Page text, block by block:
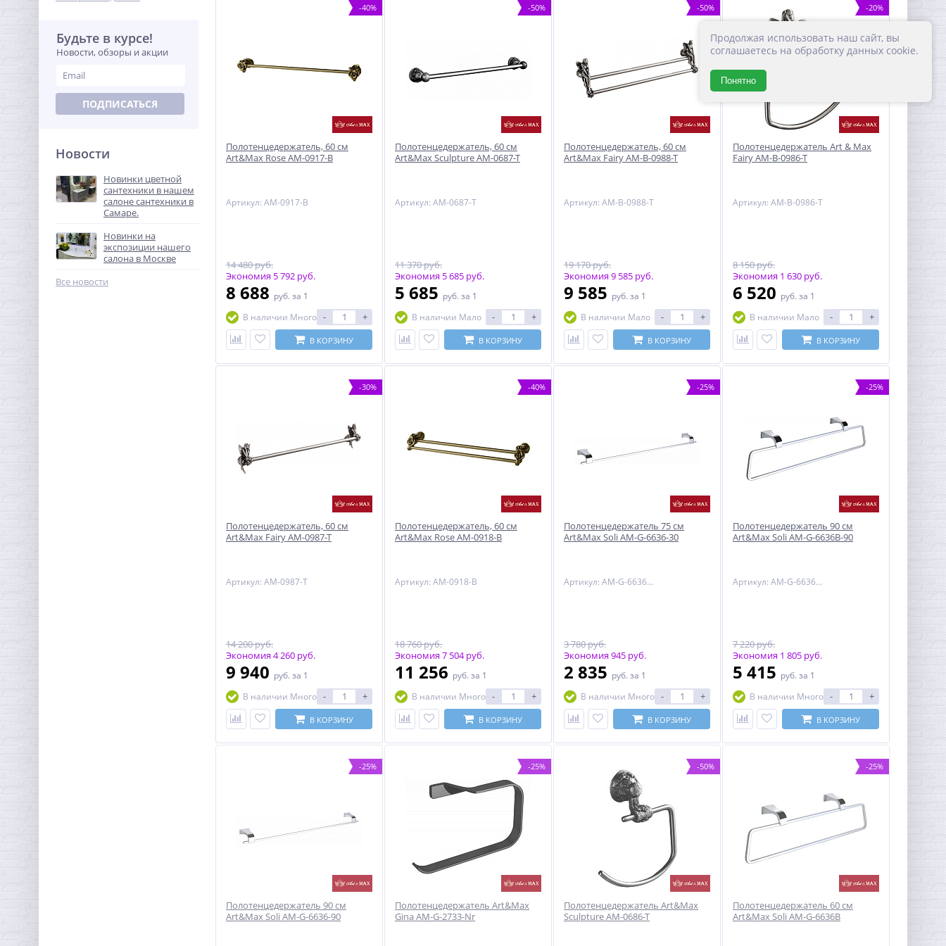
Будьте в курсе!
Новости, обзоры и акции
ПОДПИСАТЬСЯ
Новости
Новинки цветной
сантехники в нашем
салоне сантехники в
Самаре.
Новинки на
экспозиции нашего
салона в Москве
Все новости
-40%
Полотенцедержатель, 60 см
Art&Max Rose AM-0917-B
Артикул: AM-0917-B
14 480 руб.
Экономия 5 792 руб.
8 688 руб. за 1
В наличии Много - +
В КОРЗИНУ
-50%
Полотенцедержатель, 60 см
Art&Max Sculpture AM-0687-T
Артикул: AM-0687-T
11 370 руб.
Экономия 5 685 руб.
5 685 руб. за 1
В наличии Мало
- +
В КОРЗИНУ
-50%
Полотенцедержатель, 60 см
Art&Max Fairy AM-B-0988-T
Артикул: AM-B-0988-T
19 170 руб.
Экономия 9 585 руб.
9 585 руб. за 1
В наличии Мало
- +
В КОРЗИНУ
-20%
Полотенцедержатель Art & Max
Fairy AM-B-0986-T
Артикул: AM-B-0986-T
8 150 руб.
Экономия 1 630 руб.
6 520 руб. за 1
В наличии Мало
- +
В КОРЗИНУ
-30%
Полотенцедержатель, 60 см
Art&Max Fairy AM-0987-T
Артикул: AM-0987-T
14 200 руб.
Экономия 4 260 руб.
9 940 руб. за 1
В наличии Много - +
В КОРЗИНУ
-40%
Полотенцедержатель, 60 см
Art&Max Rose AM-0918-B
Артикул: AM-0918-B
18 760 руб.
Экономия 7 504 руб.
11 256 руб. за 1
В наличии Много - +
В КОРЗИНУ
-25%
Полотенцедержатель 75 см
Art&Max Soli AM-G-6636-30
Артикул: AM-G-6636-30
3 780 руб.
Экономия 945 руб.
2 835 руб. за 1
В наличии Много - +
В КОРЗИНУ
-25%
Полотенцедержатель 90 см
Art&Max Soli AM-G-6636B-90
Артикул: AM-G-6636B-90
7 220 руб.
Экономия 1 805 руб.
5 415 руб. за 1
В наличии Много - +
В КОРЗИНУ
-25%
Полотенцедержатель 90 см
Art&Max Soli AM-G-6636-90
-25%
Полотенцедержатель Art&Max
Gina AM-G-2733-Nr
-50%
Полотенцедержатель Art&Max
Sculpture AM-0686-T
-25%
Полотенцедержатель 60 см
Art&Max Soli AM-G-6636B
Продолжая использовать наш сайт, вы
соглашаетесь на обработку данных cookie.
Понятно